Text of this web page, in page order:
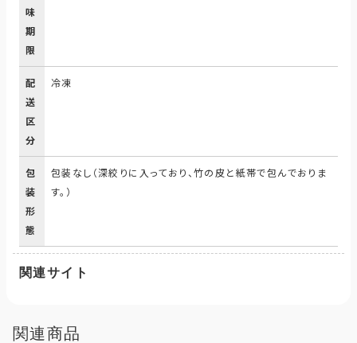
味
期
限
配
送
区
分
冷凍
包
装
形
態
包装なし（深絞りに入っており、竹の皮と紙帯で包んでおりま
す。）
関連サイト
関連商品